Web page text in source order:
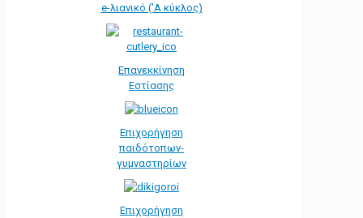
e-λιανικό ('Α κύκλος)
Επανεκκίνηση
Εστίασης
Επιχορήγηση
παιδότοπων-
γυμναστηρίων
Επιχορήγηση